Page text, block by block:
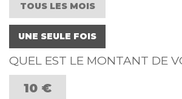
TOUS LES MOIS
UNE SEULE FOIS
QUEL EST LE MONTANT DE
10 €